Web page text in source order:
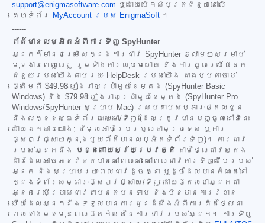
support@enigmasoftware.com ឬដោយបើកសំបុត្រជំនួយនៅលើ
គេហទំព័រ
MyAccount របស់ EnigmaSoft ។
------
ព័ត៌មានលម្អិតអំពីការទិញ SpyHunter
អ្នកក៏មានជម្រើសក្នុងការជាវ SpyHunter ភ្លាមៗសម្រាប់
មុខងារពេញលេញ រួមទាំងការលុបមេរោគ និងការចូលប្រើផ្នែក
ជំនួយរបស់យើងតាមរយៈ HelpDesk របស់យើង ជាធម្មតាចាប់
ផ្តើមពី $49.98 រៀងរាល់ប្រាំមួយខែម្តង (SpyHunter Basic
Windows) និង $79.98 រៀងរាល់ប្រាំមួយខែម្តង (SpyHunter Pro
Windows/SpyHunter សម្រាប់ Mac) ស្របតាមសម្ភារៈផ្តល់ជូន
និងលក្ខខណ្ឌទំព័រចុះឈ្មោះ/ទិញ (ដែលត្រូវបានបញ្ចូលនៅទីនេះ
ដោយឯកសារយោង; តម្លៃអាចប្រែប្រួលតាមប្រទេស ឬការ
ផ្សព្វផ្សាយក្នុងមួយព័ត៌មានលម្អិតទំព័រទិញ)។ ការជាវ
របស់អ្នកនឹង
បន្តដោយស្វ័យប្រវត្តិ តាមថ្លៃជាវស្តង់
ដារដែលអាចអនុវត្តបាននៅពេលនោះ នៅពេលជាវការទិញដើមរបស់
អ្នក និងសម្រាប់រយៈពេលជាវដូចគ្នា ឬដូចដែលបានកំណត់នៅ
ក្នុងទំព័រសម្ភារៈផ្សព្វផ្សាយ/ទិញ ដោយផ្តល់ថាអ្នកជា
អ្នកប្រើប្រាស់ជាវជាបន្តបន្ទាប់ និងមិនមានការរំខាន
ហើយដែលអ្នកនឹងទទួលបានការជូនដំណឹងអំពីការគិតថ្លៃនា
ពេលខាងមុខមុនពេលផុតកំណត់នៃការជាវរបស់អ្នក។ ការទិញ